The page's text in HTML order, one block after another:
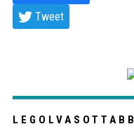
Tweet
LEGOLVASOTTABB